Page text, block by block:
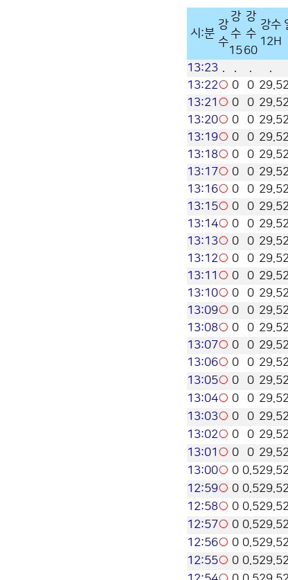
시:분
강
수
강
수
15
강
수
60
강수
12H
13:23 . . . .
13:22○ 0 0 29.5
13:21 ○ 0 0 29.5
13:20○ 0 0 29.5
13:19○ 0 0 29.5
13:18○ 0 0 29.5
13:17○ 0 0 29.5
13:16○ 0 0 29.5
13:15○ 0 0 29.5
13:14○ 0 0 29.5
13:13○ 0 0 29.5
13:12○ 0 0 29.5
13:11 ○ 0 0 29.5
13:10○ 0 0 29.5
13:09○ 0 0 29.5
13:08○ 0 0 29.5
13:07○ 0 0 29.5
13:06○ 0 0 29.5
13:05○ 0 0 29.5
13:04○ 0 0 29.5
13:03○ 0 0 29.5
13:02○ 0 0 29.5
13:01 ○ 0 0 29.5
13:00○ 0 0.529.5
12:59○ 0 0.529.5
12:58○ 0 0.529.5
12:57○ 0 0.529.5
12:56○ 0 0.529.5
12:55○ 0 0.529.5